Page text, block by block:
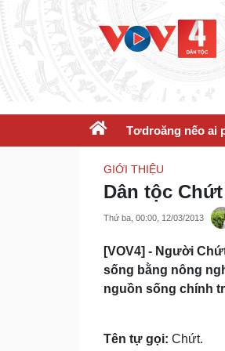
Tơdroăng nếo ai
GIỚI THIỆU
Dân tộc Chứt
Thứ ba, 00:00, 12/03/2013
[VOV4] - Người
sống bằng nông
nguồn sống chính
Tên tự gọi: Chứt.